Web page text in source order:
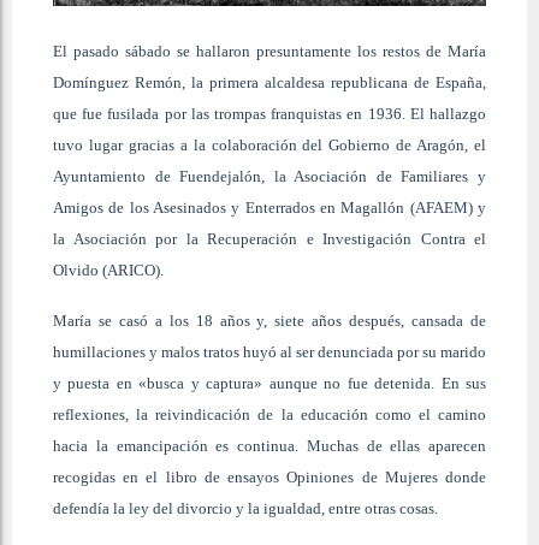
El pasado sábado se hallaron presuntamente los restos de María
Domínguez Remón, la primera alcaldesa republicana de España,
que fue fusilada por las trompas franquistas en 1936. El hallazgo
tuvo lugar gracias a la colaboración del Gobierno de Aragón, el
Ayuntamiento de Fuendejalón, la Asociación de Familiares y
Amigos de los Asesinados y Enterrados en Magallón (AFAEM) y
la Asociación por la Recuperación e Investigación Contra el
Olvido (ARICO).
María se casó a los 18 años y, siete años después, cansada de
humillaciones y malos tratos huyó al ser denunciada por su marido
y puesta en «busca y captura» aunque no fue detenida. En sus
reflexiones, la reivindicación de la educación como el camino
hacia la emancipación es continua. Muchas de ellas aparecen
recogidas en el libro de ensayos Opiniones de Mujeres donde
defendía la ley del divorcio y la igualdad, entre otras cosas.